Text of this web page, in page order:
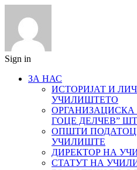
Sign in
ЗА НАС
ИСТОРИЈАТ И
УЧИЛИШТЕТО
ОРГАНИЗАЦИСКА
ГОЦЕ ДЕЛЧЕВ”
ОПШТИ
УЧИЛИШТЕ
ДИРЕКТОР НА
СТАТУТ НА